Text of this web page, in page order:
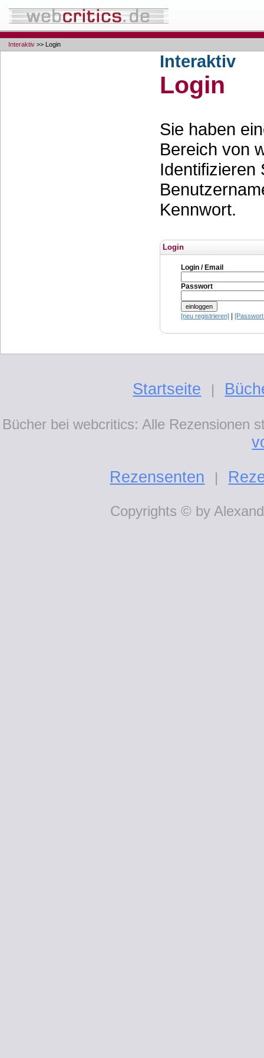
Interaktiv >> Login
Interaktiv
Login
Sie haben
Bereich von
Identifizieren
Kennwort.
Login
Login / Email
Passwort
[neu registrieren]
Startseite |
Bücher bei webcritics: Alle Rezensionen
Rezensenten
|
Copyrights © by